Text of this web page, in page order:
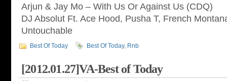
Arjun & Jay Mo – With Us Or Against Us (CDQ)
DJ Absolut Ft. Ace Hood, Pusha T, French
Untouchable
Best Of Today Best Of Today, Rnb
[2012.01.27]VA-Best of Today